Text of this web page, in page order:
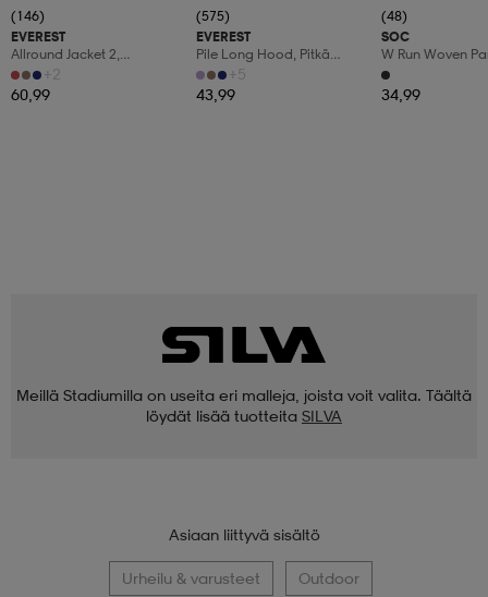
(146)
EVEREST
Allround Jacket 2,
Sadetakki, Naisten
+2
60,99
(575)
EVEREST
Pile Long Hood, Pitkä
Fleecetakki, Naisten
+5
43,99
(48)
SOC
W Run Woven
34,99
Meillä Stadiumilla on useita eri malleja, joista voit valita. Täältä
löydät lisää tuotteita SILVA
Asiaan liittyvä sisältö
Urheilu & varusteet Outdoor